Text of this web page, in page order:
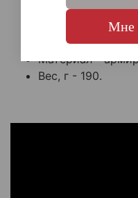
Габариты
Длина основного
Длина болта
Материал -
Вес, г - 190.
Мне